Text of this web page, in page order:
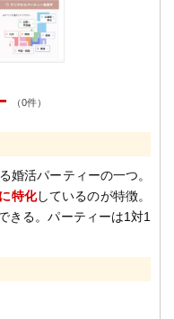
（0件）
婚活パーティーの一つ。
特化しているのが特徴。
きる。パーティーは1対1